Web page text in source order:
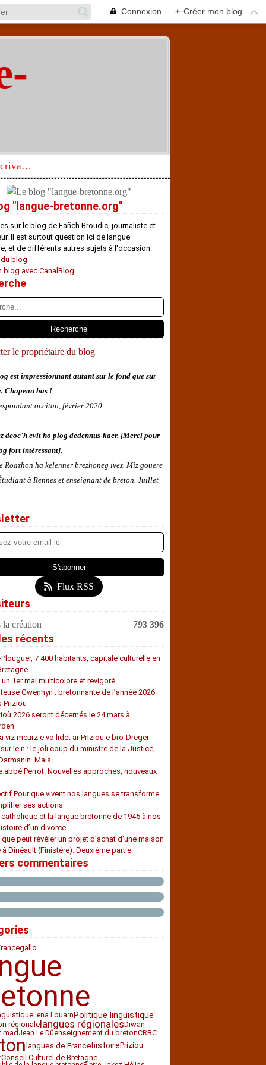
Connexion + Créer mon blog
Réhabilitation d’un écrivain de langue bretonne aujourd’hui mal connu et méconnu
"langue-bretonne.org"
sur le blog de Fañch Broudic, journaliste et
Il est surtout question ici de langue
et de différents autres sujets à l'occasion.
blog
blog avec CanalBlog
le propriétaire du blog
est impressionnant autant sur le fond que sur
Chapeau bas !
occitan, février 2020.
deoc'h evit ho plog dedennus-kaer. [Merci pour
fort intéressant].
Roazhon ha kelenner brezhoneg ivez. Miz gouere
à Rennes et enseignant de breton. Juillet
Flux RSS
la création 793 396
récents
Plouguer, 7 400 habitants, capitale culturelle en
un 1er mai multicolore et revigoré
Gwennyn : bretonnante de l’année 2026
Priziou
2026 seront décernés le 24 mars à
a viz meurz e vo lidet ar Priziou e bro-Dreger
le n : le joli coup du ministre de la Justice,
Mais…
abbé Perrot. Nouvelles approches, nouveaux
Pour que vivent nos langues se transforme
ses actions
catholique et la langue bretonne de 1945 à nos
d’un divorce.
peut révéler un projet d’achat d’une maison
à Dinéault (Finistère). Deuxième partie.
commentaires
gallo
Lena Louarn Politique linguistique
régionalelangues régionalesDiwan
mad Jean Le Dûenseignement du bretonCRBC
langues de FrancehistoirePriziou
Conseil Culturel de Bretagne